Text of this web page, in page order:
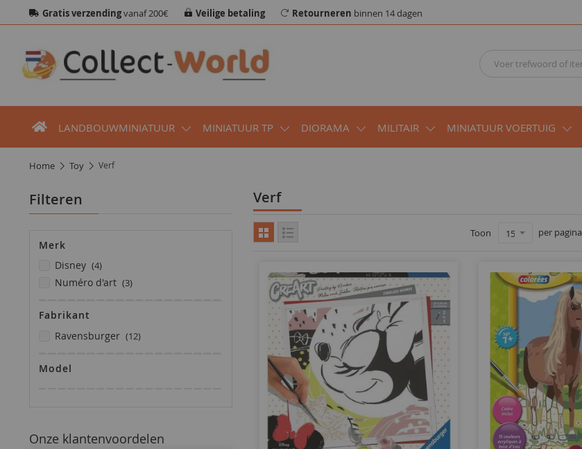
Gratis verzendingvanaf 200€ Veilige betaling Retourneren binnen 14 dagen
LANDBOUWMINIATUUR MINIATUUR TP DIORAMA MILITAIR MINIATUUR VOERTUIG
home toy Verf
Verf
Toon per pagina
Filteren
Merk
disney
4producten
numéro d'art 3producten
Fabrikant
ravensburger
12producten
Model
Onze klantenvoordelen